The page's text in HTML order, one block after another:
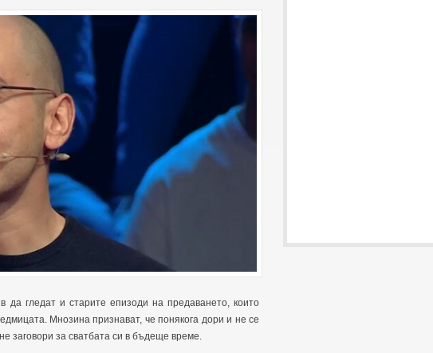
гледат и старите епизоди на предаването, които
Мнозина признават, че понякога дори и не се
заговори за сватбата си в бъдеще време.